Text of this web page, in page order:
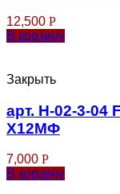
12,500 Р
В корзину
Закрыть
арт. Н-02-3-04
Х12МФ
7,000 Р
В корзину